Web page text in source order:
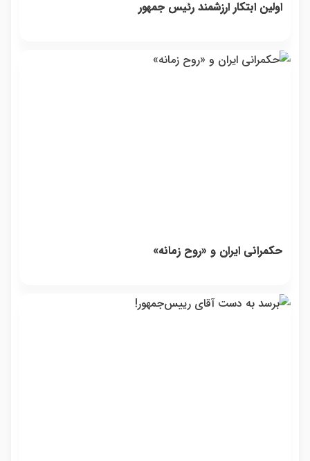
اولین ابتکار ارزشمند رئیس جمهور
حکمرانی ایران و «روح زمانه»